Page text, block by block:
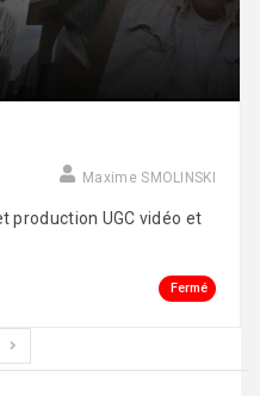
Maxime SMOLINSKI
production UGC vidéo et
Fermé